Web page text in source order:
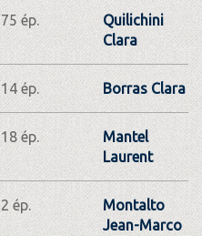
75 ép.
Quilichini
Clara
14 ép. Borras Clara
18 ép.
Mantel
Laurent
2 ép.
Montalto
Jean-Marco